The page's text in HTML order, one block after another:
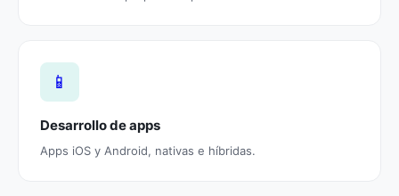
📱
Desarrollo de apps
Apps iOS y Android, nativas e híbridas.